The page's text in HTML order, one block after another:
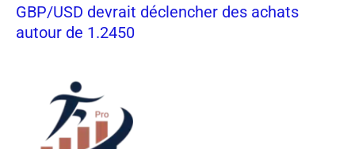
GBP/USD devrait déclencher des achats
autour de 1.2450